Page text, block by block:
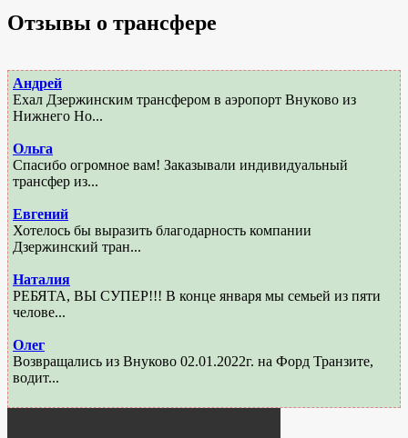
Отзывы о трансфере
Андрей
Ехал Дзержинским трансфером в аэропорт Внуково из
Нижнего Но...
Ольга
Спасибо огромное вам! Заказывали индивидуальный
трансфер из...
Евгений
Хотелось бы выразить благодарность компании
Дзержинский тран...
Наталия
РЕБЯТА, ВЫ СУПЕР!!! В конце января мы семьей из пяти
челове...
Олег
Возвращались из Внуково 02.01.2022г. на Форд Транзите,
водит...